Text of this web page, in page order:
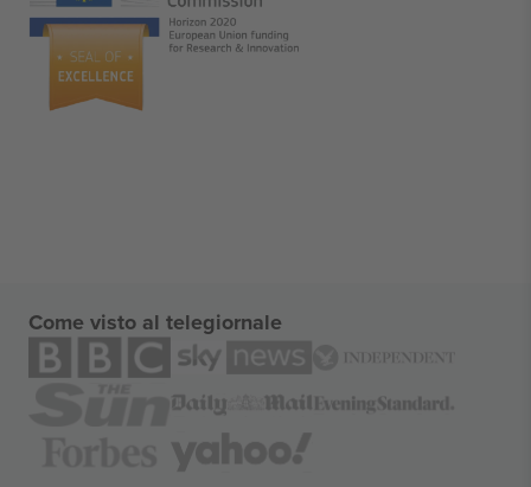
Come visto al telegiornale